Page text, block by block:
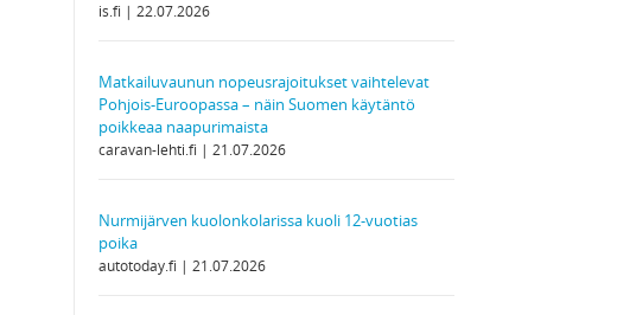
is.fi 22.07.2026
Matkailuvaunun nopeusrajoitukset vaihtelevat
Pohjois-Euroopassa – näin Suomen käytäntö
poikkeaa naapurimaista
caravan-lehti.fi 21.07.2026
Nurmijärven kuolonkolarissa kuoli 12-vuotias
poika
autotoday.fi 21.07.2026